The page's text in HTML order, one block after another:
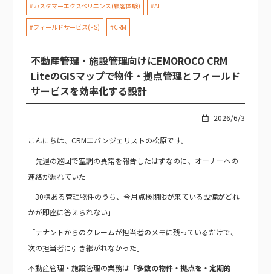
#カスタマーエクスペリエンス(顧客体験) #AI
#フィールドサービス(FS) #CRM
不動産管理・施設管理向けにEMOROCO CRM
LiteのGISマップで物件・拠点管理とフィールド
サービスを効率化する設計
2026/6/3
こんにちは、CRMエバンジェリストの松原です。
「先週の巡回で空調の異常を報告したはずなのに、オーナーへの
連絡が漏れていた」
「30棟ある管理物件のうち、今月点検期限が来ている設備がどれ
かが即座に答えられない」
「テナントからのクレームが担当者のメモに残っているだけで、
次の担当者に引き継がれなかった」
不動産管理・施設管理の業務は「多数の物件・拠点を・定期的